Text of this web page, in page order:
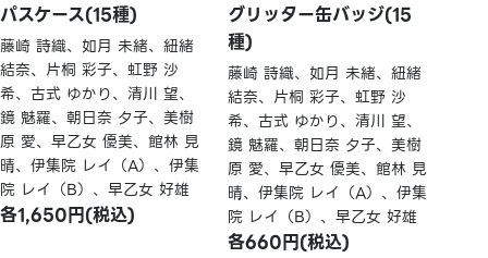
パスケース(15種)
藤崎 詩織、如月 未緒、紐緒
結奈、片桐 彩子、虹野 沙
希、古式 ゆかり、清川 望、
鏡 魅羅、朝日奈 夕子、美樹
原 愛、早乙女 優美、館林 見
晴、伊集院 レイ（A）、伊集
院 レイ（B）、早乙女 好雄
各1,650円(税込)
グリッター缶バッジ(15
種)
藤崎 詩織、如月 未緒、紐緒
結奈、片桐 彩子、虹野 沙
希、古式 ゆかり、清川 望、
鏡 魅羅、朝日奈 夕子、美樹
原 愛、早乙女 優美、館林 見
晴、伊集院 レイ（A）、伊集
院 レイ（B）、早乙女 好雄
各660円(税込)